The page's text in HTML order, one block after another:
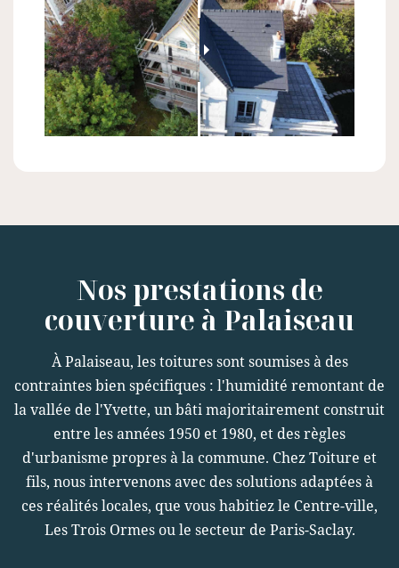
Nos prestations de
couverture à Palaiseau
À Palaiseau, les toitures sont soumises à des
contraintes bien spécifiques : l'humidité remontant de
la vallée de l'Yvette, un bâti majoritairement construit
entre les années 1950 et 1980, et des règles
d'urbanisme propres à la commune. Chez Toiture et
fils, nous intervenons avec des solutions adaptées à
ces réalités locales, que vous habitiez le Centre-ville,
Les Trois Ormes ou le secteur de Paris-Saclay.